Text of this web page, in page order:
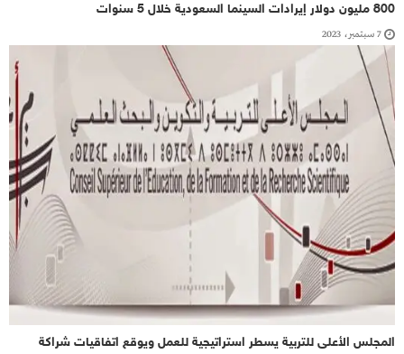
800 مليون دولار إيرادات السينما السعودية خلال 5 سنوات
7 سبتمبر، 2023
المجلس الأعلى للتربية يسطر استراتيجية للعمل ويوقع اتفاقيات شراكة